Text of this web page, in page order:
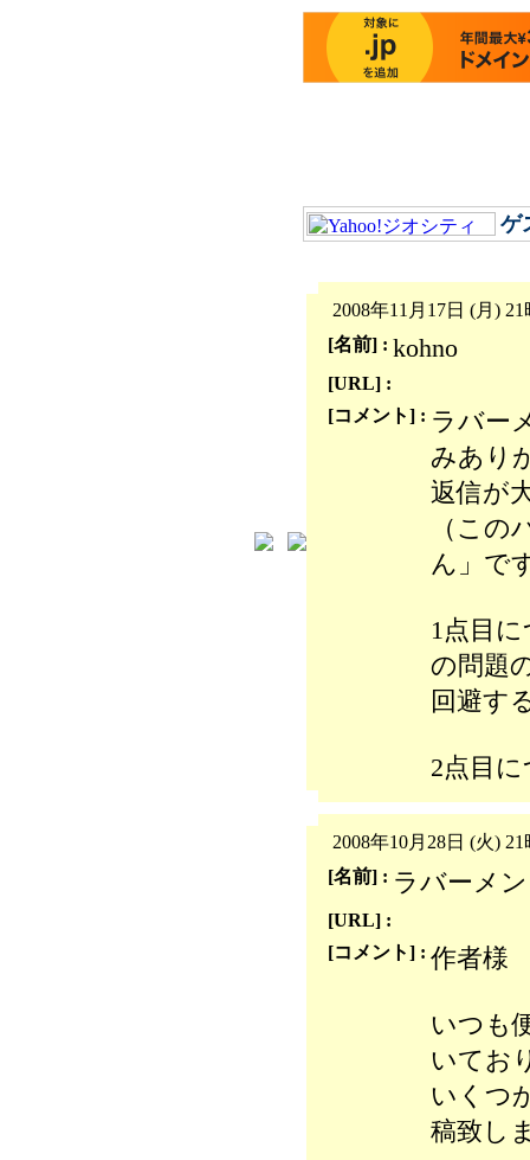
ゲ
2008年11月17日 (月)
[名前] : kohno
[URL] :
[コメント] : ラバー
みあり
返信が
（こ
ん」で
1点目
の問題
回避す
2点目
2008年10月28日 (火)
[名前] : ラバーメ
[URL] :
[コメント] : 作者様
いつも
いてお
いくつ
稿致し